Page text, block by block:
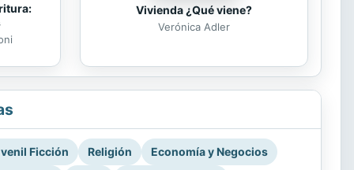
Vivienda ¿Qué viene?
Verónica Adler
Ficción Religión
Economía y Negocios